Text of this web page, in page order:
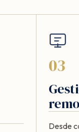
03
Desde